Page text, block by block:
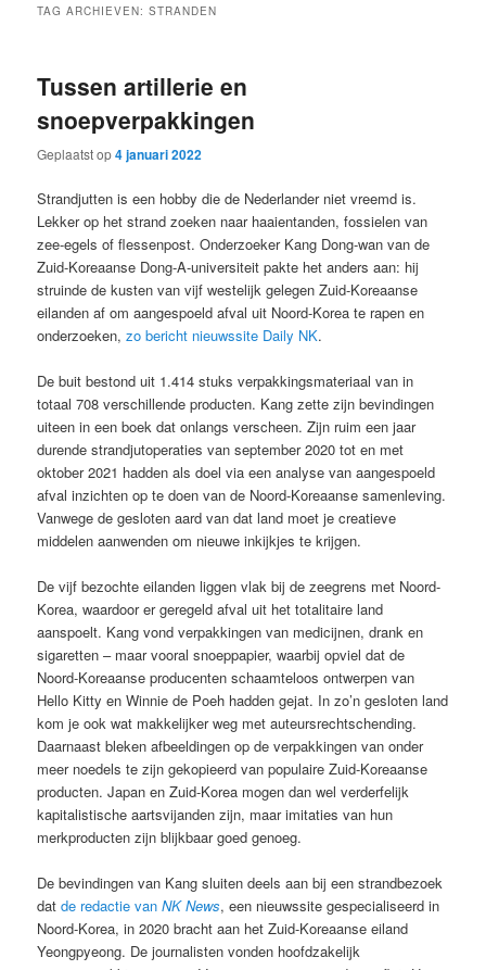
TAG ARCHIEVEN:STRANDEN
Tussen artillerie en
snoepverpakkingen
Geplaatst op4 januari 2022
Strandjutten is een hobby die de Nederlander niet vreemd is.
Lekker op het strand zoeken naar haaientanden, fossielen van
zee-egels of flessenpost. Onderzoeker Kang Dong-wan van de
Zuid-Koreaanse Dong-A-universiteit pakte het anders aan: hij
struinde de kusten van vijf westelijk gelegen Zuid-Koreaanse
eilanden af om aangespoeld afval uit Noord-Korea te rapen en
onderzoeken,zo bericht nieuwssite Daily NK.
De buit bestond uit 1.414 stuks verpakkingsmateriaal van in
totaal 708 verschillende producten. Kang zette zijn bevindingen
uiteen in een boek dat onlangs verscheen. Zijn ruim een jaar
durende strandjutoperaties van september 2020 tot en met
oktober 2021 hadden als doel via een analyse van aangespoeld
afval inzichten op te doen van de Noord-Koreaanse samenleving.
Vanwege de gesloten aard van dat land moet je creatieve
middelen aanwenden om nieuwe inkijkjes te krijgen.
De vijf bezochte eilanden liggen vlak bij de zeegrens met Noord-
Korea, waardoor er geregeld afval uit het totalitaire land
aanspoelt. Kang vond verpakkingen van medicijnen, drank en
sigaretten – maar vooral snoeppapier, waarbij opviel dat de
Noord-Koreaanse producenten schaamteloos ontwerpen van
Hello Kitty en Winnie de Poeh hadden gejat. In zo’n gesloten land
kom je ook wat makkelijker weg met auteursrechtschending.
Daarnaast bleken afbeeldingen op de verpakkingen van onder
meer noedels te zijn gekopieerd van populaire Zuid-Koreaanse
producten. Japan en Zuid-Korea mogen dan wel verderfelijk
kapitalistische aartsvijanden zijn, maar imitaties van hun
merkproducten zijn blijkbaar goed genoeg.
De bevindingen van Kang sluiten deels aan bij een strandbezoek
datde redactie vanNK News, een nieuwssite gespecialiseerd in
Noord-Korea, in 2020 bracht aan het Zuid-Koreaanse eiland
Yeongpyeong. De journalisten vonden hoofdzakelijk